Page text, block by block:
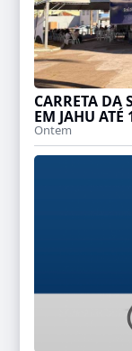
CARRETA DA
EM JAHU ATÉ
Ontem